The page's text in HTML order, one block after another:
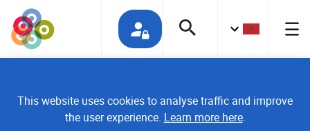
This website uses cookies to analyse traffic and improve
the user experience. Learn more here.